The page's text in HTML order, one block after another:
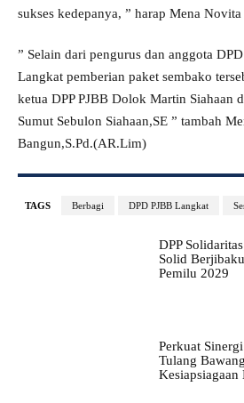
sukses kedepanya, ” harap Mena
” Selain dari pengurus dan anggota
Langkat pemberian paket sembako
ketua DPP PJBB Dolok Martin Siahaan
Sumut Sebulon Siahaan,SE ” tambah
Bangun,S.Pd.(AR.Lim)
TAGS Berbagi DPD PJBB Langkat
DPP
Solid
Pemilu 2029
Perkuat
Tulang